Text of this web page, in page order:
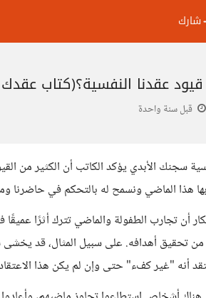
شارك
عقدنا النفسية؟(كتاب
قبل سنة واحدة
سجنك الأبدي يؤكد الكاتب أن الكثير من
هذا الماضي ونسمح له بالتحكم في حاضرنا
أن تجارب الطفولة والماضي تترك أثرًا
تحقيق أهدافه. على سبيل المثال، قد
أنه "غير كفء" حتى وإن لم يكن هذا